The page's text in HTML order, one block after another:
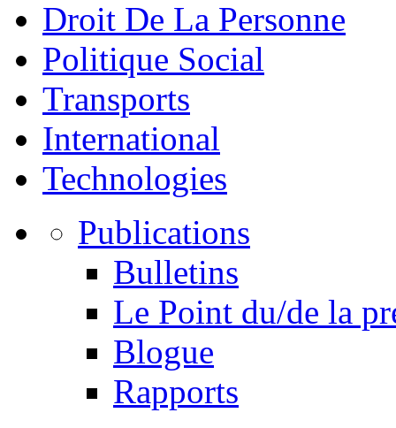
Droit De La Personne
Politique Social
Transports
International
Technologies
Publications
Bulletins
Le Point du/de la
Blogue
Rapports